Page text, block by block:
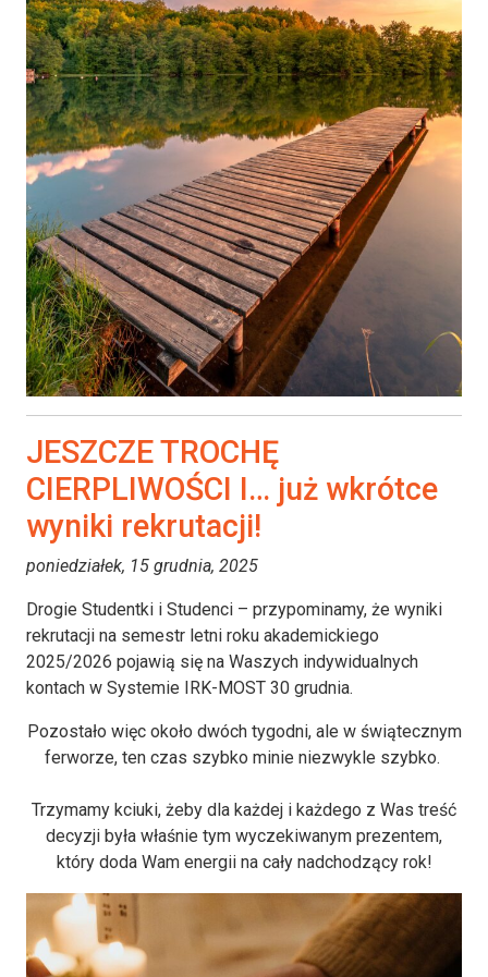
JESZCZE TROCHĘ
CIERPLIWOŚCI I… już wkrótce
wyniki rekrutacji!
poniedziałek, 15 grudnia, 2025
Drogie Studentki i Studenci – przypominamy, że wyniki
rekrutacji na semestr letni roku akademickiego
2025/2026 pojawią się na Waszych indywidualnych
kontach w Systemie IRK-MOST 30 grudnia.
Pozostało więc około dwóch tygodni, ale w świątecznym
ferworze, ten czas szybko minie niezwykle szybko.
Trzymamy kciuki, żeby dla każdej i każdego z Was treść
decyzji była właśnie tym wyczekiwanym prezentem,
który doda Wam energii na cały nadchodzący rok!